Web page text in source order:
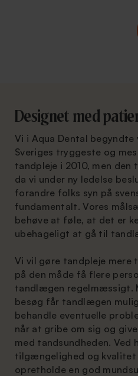
Designet med
Vi i Aqua Dental begyndte
Sveriges tryggeste og
tandpleje i 2010, men
da vi under ny ledelse
forandre folks syn på
fundamentalt. Vores
behøve at føle, at det er
ubehageligt at gå til
Vi vil gøre tandpleje
på den måde få flere
tandlægen regelmæssigt.
besøg får tandlægen
behandle eventuelle
når at gribe om sig og
med tandsundheden.
tilgængelighed og
opretholde en god